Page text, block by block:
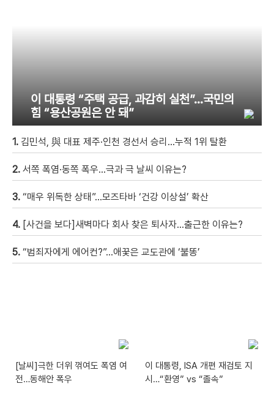
이 대통령 “주택 공급, 과감히 실천”…국민의
힘 “용산공원은 안 돼”
1. 김민석, 與 대표 제주·인천 경선서 승리…누적 1위 탈환
2. 서쪽 폭염·동쪽 폭우…극과 극 날씨 이유는?
3. “매우 위독한 상태”…모즈타바 ‘건강 이상설’ 확산
4. [사건을 보다]새벽마다 회사 찾은 퇴사자…출근한 이유는?
5. “범죄자에게 에어컨?”…애꿎은 교도관에 ‘불똥’
[날씨]극한 더위 꺾여도 폭염 여
전…동해안 폭우
이 대통령, ISA 개편 재검토 지
시…“환영” vs “졸속”